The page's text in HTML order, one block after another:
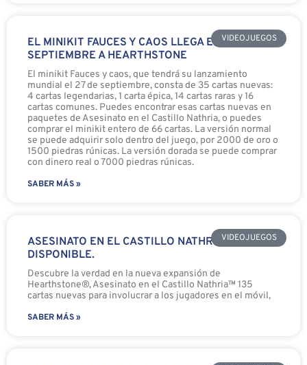
VIDEOJUEGOS
EL MINIKIT FAUCES Y CAOS LLEGA EL 27 DE
SEPTIEMBRE A HEARTHSTONE
El minikit Fauces y caos, que tendrá su lanzamiento
mundial el 27 de septiembre, consta de 35 cartas nuevas:
4 cartas legendarias, 1 carta épica, 14 cartas raras y 16
cartas comunes. Puedes encontrar esas cartas nuevas en
paquetes de Asesinato en el Castillo Nathria, o puedes
comprar el minikit entero de 66 cartas. La versión normal
se puede adquirir solo dentro del juego, por 2000 de oro o
1500 piedras rúnicas. La versión dorada se puede comprar
con dinero real o 7000 piedras rúnicas.
SABER MÁS »
VIDEOJUEGOS
ASESINATO EN EL CASTILLO NATHRIA, YA
DISPONIBLE.
Descubre la verdad en la nueva expansión de
Hearthstone®, Asesinato en el Castillo Nathria™ 135
cartas nuevas para involucrar a los jugadores en el móvil,
SABER MÁS »